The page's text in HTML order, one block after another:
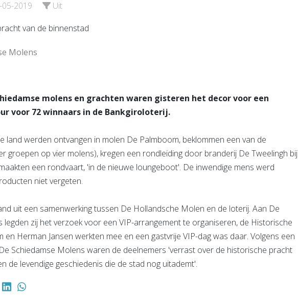
05-2019 Uit
Molens
molens en grachten waren gisteren het decor voor een
voor 72 winnaars in de Bankgiroloterij.
land werden ontvangen in molen De Palmboom, beklommen een van de
groepen op vier molens), kregen een rondleiding door branderij De Tweelingh bij
een rondvaart, 'in de nieuwe loungeboot'. De inwendige mens werd
niet vergeten.
uit een samenwerking tussen De Hollandsche Molen en de loterij. Aan De
legden zij het verzoek voor een VIP-arrangement te organiseren, de Historische
en Herman Jansen werkten mee en een gastvrije VIP-dag was daar. Volgens een
Schiedamse Molens waren de deelnemers 'verrast over de historische pracht
de levendige geschiedenis die de stad nog uitademt'.